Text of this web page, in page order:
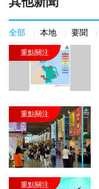
全部 本地 要聞